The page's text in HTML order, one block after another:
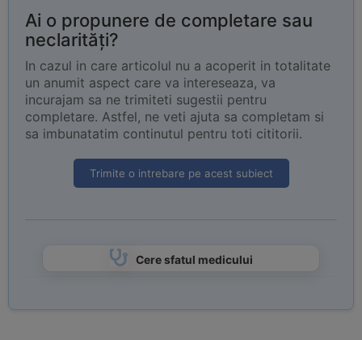
Ai o propunere de completare sau
neclarități?
In cazul in care articolul nu a acoperit in totalitate
un anumit aspect care va intereseaza, va
incurajam sa ne trimiteti sugestii pentru
completare. Astfel, ne veti ajuta sa completam si
sa imbunatatim continutul pentru toti cititorii.
Trimite o intrebare pe acest subiect
Cere sfatul medicului